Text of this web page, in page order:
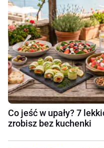
Co jeść w upały? 7
zrobisz bez kuchenki